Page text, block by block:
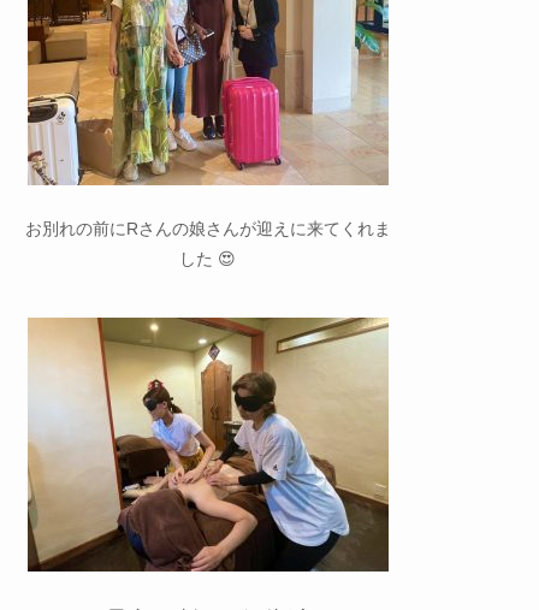
お別れの前にRさんの娘さんが迎えに来てくれま
した 😍